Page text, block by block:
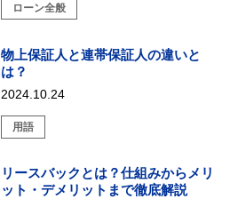
ローン全般
物上保証人と連帯保証人の違いと
は？
2024.10.24
用語
リースバックとは？仕組みからメリ
ット・デメリットまで徹底解説